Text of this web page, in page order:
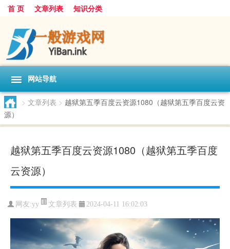
首 页 文章列表 知识分类
网站导航
> 文章列表 > 越狱第五季百度云资源1080（越狱第五季百度云资
源）
越狱第五季百度云资源1080（越狱第五季百度
云资源）
网友:yy 文章列表 2024-04-11 16:02:03